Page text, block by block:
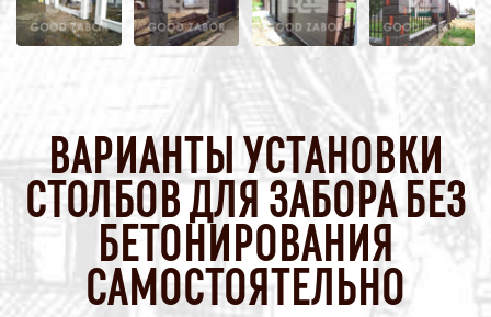
ВАРИАНТЫ УСТАНОВКИ
СТОЛБОВ ДЛЯ ЗАБОРА БЕЗ
БЕТОНИРОВАНИЯ
САМОСТОЯТЕЛЬНО